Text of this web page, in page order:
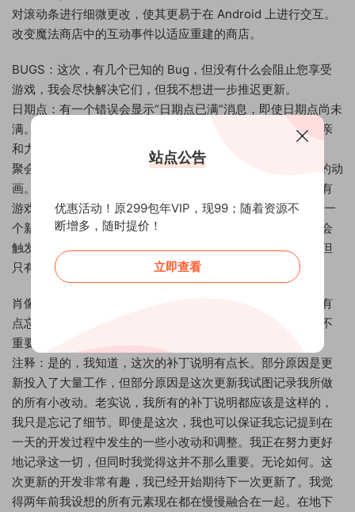
对滚动条进行细微更改，使其更易于在 Android 上进行交互。
改变魔法商店中的互动事件以适应重建的商店。
BUGS：这次，有几个已知的 Bug，但没有什么会阻止您享受
游戏，我会尽快解决它们，但我不想进一步推迟更新。
日期点：有一个错误会显示“日期点已满”消息，即使日期点尚未
满。您可以忽略它并继续游戏。当我减少解锁日期点所需的亲
和力时会发生这种情况，但我尚未找出原因。
聚会：在上传之前，我注意到有时 Enna 聚会时会显示错误的动
画。例如白天和她一起出去玩，但晚上的动画却播放了。没有
游戏问题，只是视觉效果有问题。Veil 迷你游戏： Veil 中有一
个新的迷你游戏，如果你漏掉了一个可能的检查按钮，你就会
触发一个乱序的场景。同样没有游戏问题，只是有点奇怪，但
只有大约 6-7 行左右。没什么大不了的，下次我会解决的。
肖像：当有新约会对象时，女孩的肖像应该是红色的，但我有
点忘记维护这个系统了，现在它不能正常工作。这实际上并不
重要，但我想提一下。
注释：是的，我知道，这次的补丁说明有点长。部分原因是更
新投入了大量工作，但部分原因是这次更新我试图记录我所做
的所有小改动。老实说，我所有的补丁说明都应该是这样的，
我只是忘记了细节。即使是这次，我也可以保证我忘记提到在
一天的开发过程中发生的一些小改动和调整。我正在努力更好
地记录这一切，但同时我觉得这并不那么重要。无论如何。这
次更新的开发非常有趣，我已经开始期待下一次更新了。我觉
得两年前我设想的所有元素现在都在慢慢融合在一起。在地下
站点公告
优惠活动！原299包年VIP，现99；随着资源不
断增多，随时提价！
立即查看